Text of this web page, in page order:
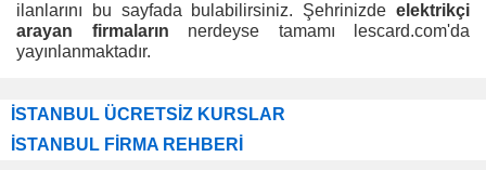
ilanlarını bu sayfada bulabilirsiniz. Şehrinizde elektrikçi
arayan firmaların nerdeyse tamamı lescard.com'da
yayınlanmaktadır.
İSTANBUL ÜCRETSİZ KURSLAR
İSTANBUL FİRMA REHBERİ